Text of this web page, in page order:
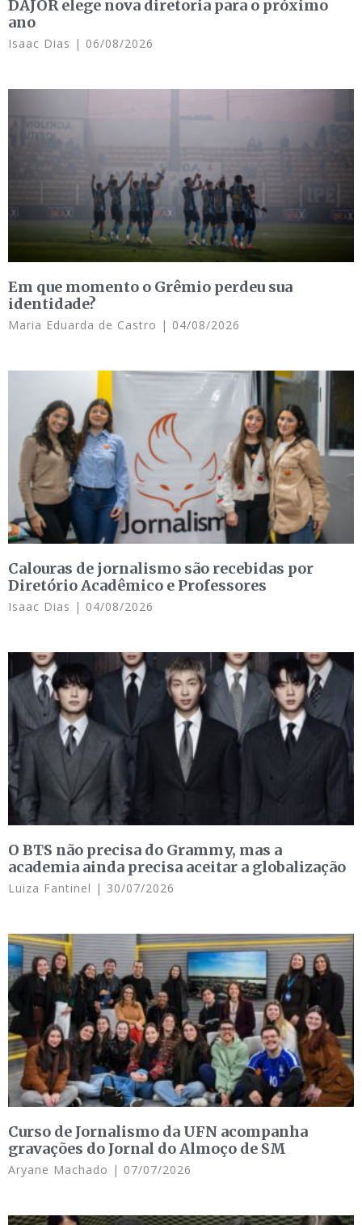
DAJOR elege nova diretoria para o próximo
ano
Isaac Dias 06/08/2026
Em que momento o Grêmio perdeu sua
identidade?
Maria Eduarda de Castro 04/08/2026
Calouras de jornalismo são recebidas por
Diretório Acadêmico e Professores
Isaac Dias 04/08/2026
O BTS não precisa do Grammy, mas a
academia ainda precisa aceitar a globalização
Luiza Fantinel 30/07/2026
Curso de Jornalismo da UFN acompanha
gravações do Jornal do Almoço de SM
Aryane Machado 07/07/2026